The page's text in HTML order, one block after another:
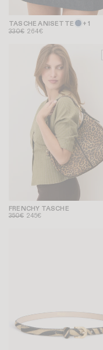
TASCHE ANISETTE + 1
330€ 264€
FRENCHY TASCHE
350€ 245€